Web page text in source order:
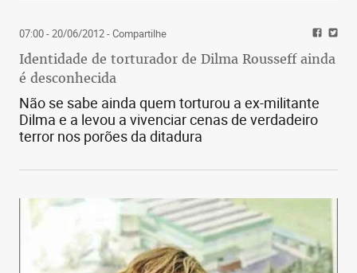
07:00 - 20/06/2012- Compartilhe
Identidade de torturador de Dilma Rousseff ainda
é desconhecida
Não se sabe ainda quem torturou a ex-militante
Dilma e a levou a vivenciar cenas de verdadeiro
terror nos porões da ditadura